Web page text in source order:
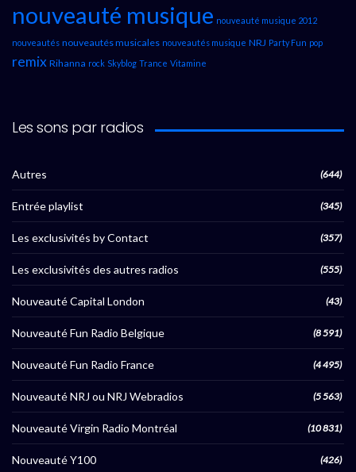
nouveauté musique nouveauté musique 2012
nouveautés nouveautés musicales nouveautés musique NRJ Party Fun pop
remix Rihanna rock Skyblog Trance Vitamine
Les sons par radios
Autres (644)
Entrée playlist (345)
Les exclusivités by Contact (357)
Les exclusivités des autres radios (555)
Nouveauté Capital London (43)
Nouveauté Fun Radio Belgique (8 591)
Nouveauté Fun Radio France (4 495)
Nouveauté NRJ ou NRJ Webradios (5 563)
Nouveauté Virgin Radio Montréal (10 831)
Nouveauté Y100 (426)